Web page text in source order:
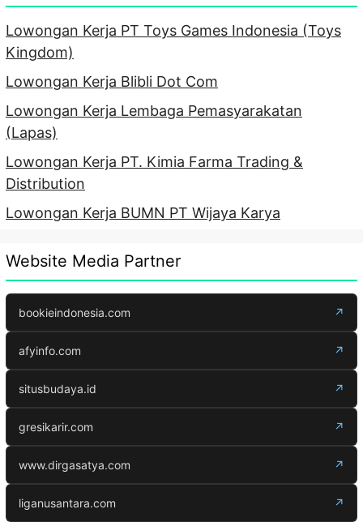
Lowongan Kerja PT Toys Games Indonesia (Toys
Kingdom)
Lowongan Kerja Blibli Dot Com
Lowongan Kerja Lembaga Pemasyarakatan
(Lapas)
Lowongan Kerja PT. Kimia Farma Trading &
Distribution
Lowongan Kerja BUMN PT Wijaya Karya
Website Media Partner
bookieindonesia.com ↗
afyinfo.com ↗
situsbudaya.id ↗
gresikarir.com ↗
www.dirgasatya.com ↗
liganusantara.com ↗